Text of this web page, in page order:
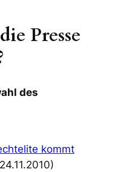
Presse
des
kommt